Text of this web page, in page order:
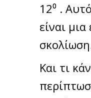
12⁰ .
είναι
Και τι